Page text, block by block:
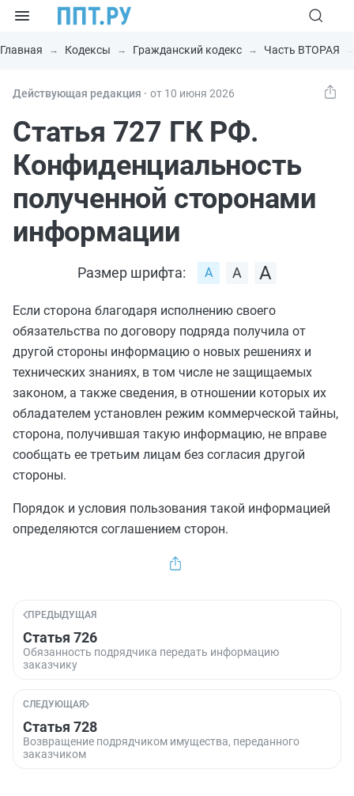
Главная Кодексы Гражданский кодекс Часть ВТОРАЯ
Действующая редакция ⸱ от 10 июня 2026
Статья 727 ГК РФ.
Конфиденциальность
полученной сторонами
информации
Размер шрифта:
Если сторона благодаря исполнению своего
обязательства по договору подряда получила от
другой стороны информацию о новых решениях и
технических знаниях, в том числе не защищаемых
законом, а также сведения, в отношении которых их
обладателем установлен режим коммерческой тайны,
сторона, получившая такую информацию, не вправе
сообщать ее третьим лицам без согласия другой
стороны.
Порядок и условия пользования такой информацией
определяются соглашением сторон.
ПРЕДЫДУЩАЯ
Статья 726
Обязанность подрядчика передать информацию
заказчику
СЛЕДУЮЩАЯ
Статья 728
Возвращение подрядчиком имущества, переданного
заказчиком